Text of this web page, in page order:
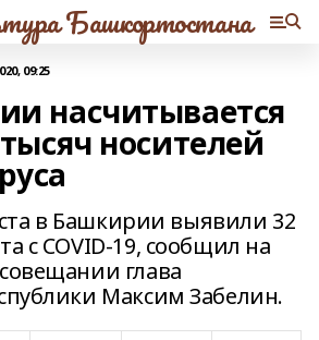
Башкортостана
09:25
насчитывается
носителей
в Башкирии выявили 32
с COVID-19, сообщил на
глава
Максим Забелин.